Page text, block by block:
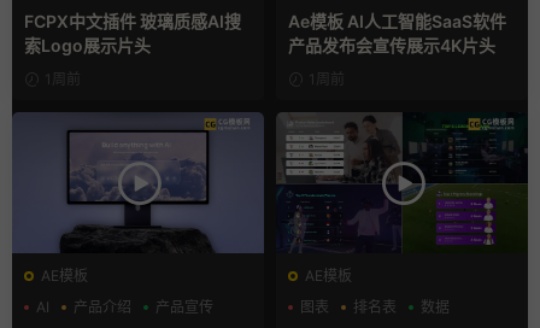
支持Intel+M芯片
FCPX中文插件 玻璃质感AI搜
索Logo展示片头
1周前
Ae模板 AI人工智能SaaS软件
产品发布会宣传展示4K片头
1周前
AE模板
AI
产品介绍 产品宣传
AE模板
图表
排名表 数据